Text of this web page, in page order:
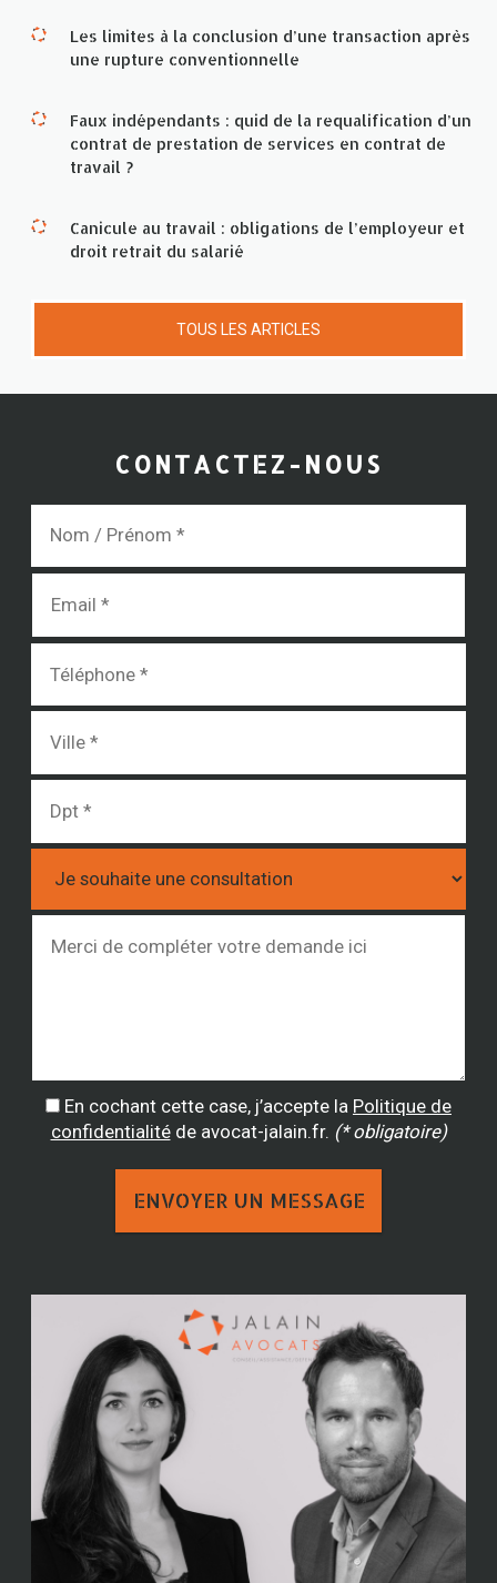
Les limites à la conclusion d’une transaction après
une rupture conventionnelle
Faux indépendants : quid de la requalification d’un
contrat de prestation de services en contrat de
travail ?
Canicule au travail : obligations de l’employeur et
droit retrait du salarié
TOUS LES ARTICLES
CONTACTEZ-NOUS
En cochant cette case, j’accepte la Politique de
confidentialitéde avocat-jalain.fr. (* obligatoire)